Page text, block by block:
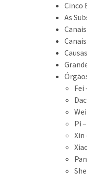
Cinco
As
Fei
Pi
Xin